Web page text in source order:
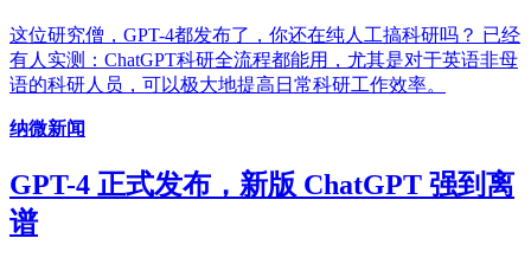
这位研究僧，GPT-4都发布了，你还在纯人工搞科研吗？ 已经
有人实测：ChatGPT科研全流程都能用，尤其是对于英语非母
语的科研人员，可以极大地提高日常科研工作效率。
纳微新闻
GPT-4 正式发布，新版 ChatGPT 强到离
谱